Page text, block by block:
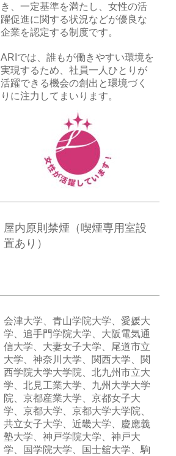
き、一定基準を満たし、女性の活
躍促進に関する状況などが優良な
企業を認定する制度です。
ARIでは、誰もが働きやすい環境を
実現するため、社員一人ひとりが
活躍できる機会の創出と環境づく
りに注力してまいります。
屋内原則禁煙（喫煙専用室設
置あり）
会津大学、青山学院大学、愛媛大
学、追手門学院大学、大阪電気通
信大学、大妻女子大学、尾道市立
大学、神奈川大学、関西大学、関
西学院大学大学院、北九州市立大
学、北見工業大学、九州大学大学
院、京都産業大学、京都女子大
学、京都大学、京都大学大学院、
共立女子大学、近畿大学、慶應義
塾大学、神戸学院大学、神戸大
学、国学院大学、国士舘大学、駒